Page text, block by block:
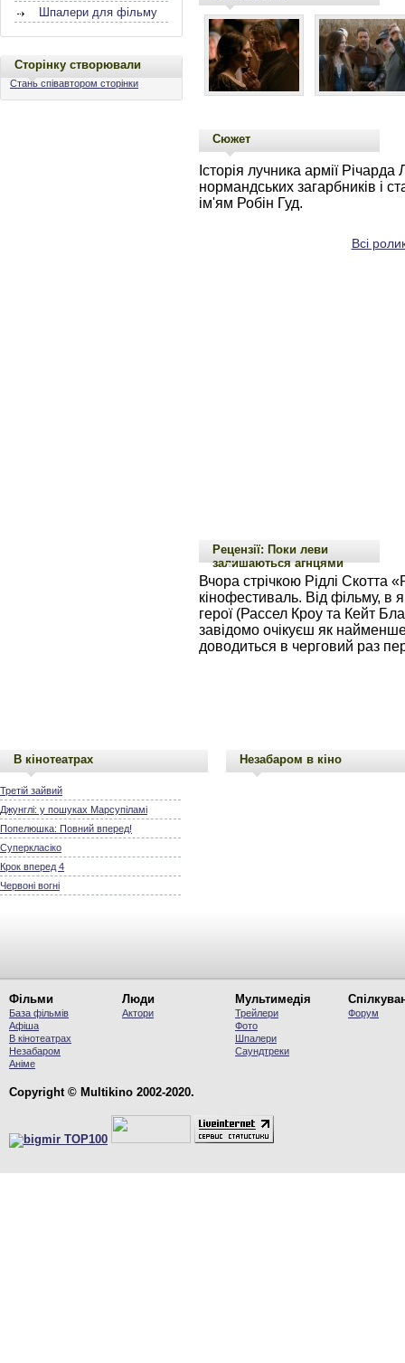
Шпалери для фільму
Сторінку створювали
Стань співавтором сторінки
Сюжет
Історія лучника армії
нормандських загарбників і
ім'ям Робін Гуд.
Всі
Рецензії: Поки леви
залишаються агнцями
Вчора стрічкою Рідлі Скотта
кінофестиваль. Від фільму, в
герої (Рассел Кроу та Кейт
завідомо очікуєш як
доводиться в черговий раз
В кінотеатрах
Третій зайвий
Джунглі: у пошуках Марсупіламі
Попелюшка: Повний вперед!
Суперкласіко
Крок вперед 4
Червоні вогні
Незабаром в кіно
Фільми
База фільмів
Афіша
В кінотеатрах
Незабаром
Аніме
Люди
Актори
Мультимедія
Трейлери
Фото
Шпалери
Саундтреки
Форум
Copyright © Multikino 2002-2020.